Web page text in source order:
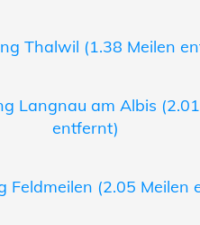
Thalwil (1.38 Meilen
Langnau am Albis
entfernt)
Feldmeilen (2.05 Meilen